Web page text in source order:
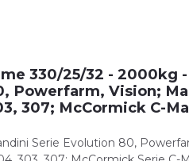
330/25/32 - 2000kg
Powerfarm, Vision;
307; McCormick C-
Serie Evolution 80,